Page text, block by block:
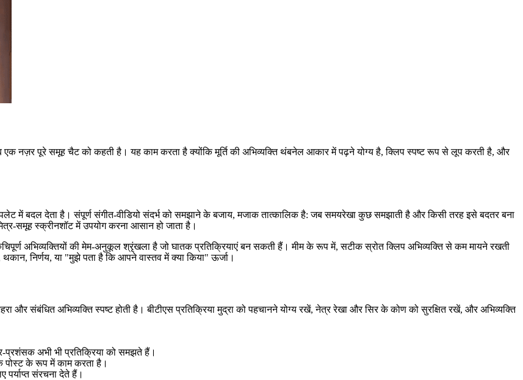
एक नज़र पूरे समूह चैट को कहती है। यह काम करता है क्योंकि मूर्ति की अभिव्यक्ति थंबनेल आकार में पढ़ने योग्य है, क्लिप स्पष्ट रूप से लूप करती है, और
में बदल देता है। संपूर्ण संगीत-वीडियो संदर्भ को समझाने के बजाय, मजाक तात्कालिक है: जब समयरेखा कुछ समझाती है और किसी तरह इसे बदतर बना
समूह स्क्रीनशॉट में उपयोग करना आसान हो जाता है।
अभिव्यक्तियों की मेम-अनुकूल श्रृंखला है जो घातक प्रतिक्रियाएं बन सकती हैं। मीम के रूप में, सटीक स्रोत क्लिप अभिव्यक्ति से कम मायने रखती
निर्णय, या "मुझे पता है कि आपने वास्तव में क्या किया" ऊर्जा।
और संबंधित अभिव्यक्ति स्पष्ट होती है। बीटीएस प्रतिक्रिया मुद्रा को पहचानने योग्य रखें, नेत्र रेखा और सिर के कोण को सुरक्षित रखें, और अभिव्यक्ति
प्रशंसक अभी भी प्रतिक्रिया को समझते हैं।
पोस्ट के रूप में काम करता है।
संरचना देते हैं।